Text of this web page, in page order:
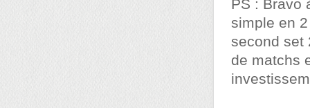
PS : Bravo
simple en
second set
de matchs